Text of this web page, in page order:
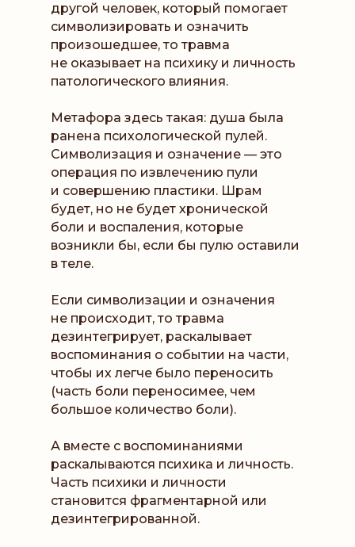
другой человек, который помогает
символизировать и означить
произошедшее, то травма
не оказывает на психику и личность
патологического влияния.
Метафора здесь такая: душа была
ранена психологической пулей.
Символизация и означение — это
операция по извлечению пули
и совершению пластики. Шрам
будет, но не будет хронической
боли и воспаления, которые
возникли бы, если бы пулю оставили
в теле.
Если символизации и означения
не происходит, то травма
дезинтегрирует, раскалывает
воспоминания о событии на части,
чтобы их легче было переносить
(часть боли переносимее, чем
большое количество боли).
А вместе с воспоминаниями
раскалываются психика и личность.
Часть психики и личности
становится фрагментарной или
дезинтегрированной.